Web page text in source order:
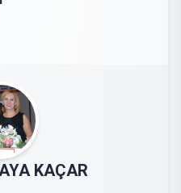
KAÇAR